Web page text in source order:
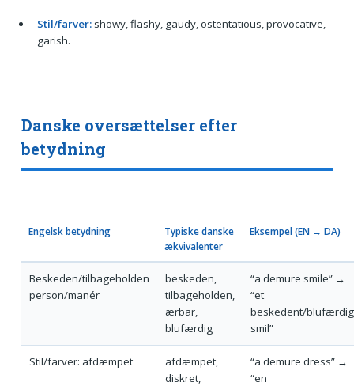
Stil/farver:showy, flashy, gaudy, ostentatious, provocative,
garish.
Danske oversættelser efter
betydning
Engelsk betydning
Typiske danske
ækvivalenter
Eksempel (EN → DA)
Beskeden/tilbageholden
person/manér
beskeden,
tilbageholden,
ærbar,
blufærdig
“a demure smile” →
“et
beskedent/
smil”
Stil/farver: afdæmpet
afdæmpet,
diskret,
“a demure dress” →
“en